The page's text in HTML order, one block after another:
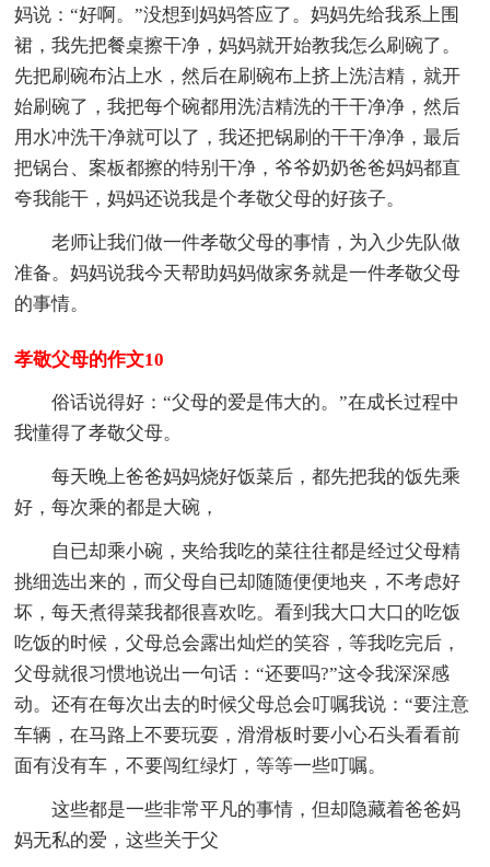
妈说：“好啊。”没想到妈妈答应了。妈妈先给我系上围
裙，我先把餐桌擦干净，妈妈就开始教我怎么刷碗了。
先把刷碗布沾上水，然后在刷碗布上挤上洗洁精，就开
始刷碗了，我把每个碗都用洗洁精洗的干干净净，然后
用水冲洗干净就可以了，我还把锅刷的干干净净，最后
把锅台、案板都擦的特别干净，爷爷奶奶爸爸妈妈都直
夸我能干，妈妈还说我是个孝敬父母的好孩子。
老师让我们做一件孝敬父母的事情，为入少先队做
准备。妈妈说我今天帮助妈妈做家务就是一件孝敬父母
的事情。
孝敬父母的作文10
俗话说得好：“父母的爱是伟大的。”在成长过程中
我懂得了孝敬父母。
每天晚上爸爸妈妈烧好饭菜后，都先把我的饭先乘
好，每次乘的都是大碗，
自已却乘小碗，夹给我吃的菜往往都是经过父母精
挑细选出来的，而父母自已却随随便便地夹，不考虑好
坏，每天煮得菜我都很喜欢吃。看到我大口大口的吃饭
吃饭的时候，父母总会露出灿烂的笑容，等我吃完后，
父母就很习惯地说出一句话：“还要吗?”这令我深深感
动。还有在每次出去的时候父母总会叮嘱我说：“要注意
车辆，在马路上不要玩耍，滑滑板时要小心石头看看前
面有没有车，不要闯红绿灯，等等一些叮嘱。
这些都是一些非常平凡的事情，但却隐藏着爸爸妈
妈无私的爱，这些关于父